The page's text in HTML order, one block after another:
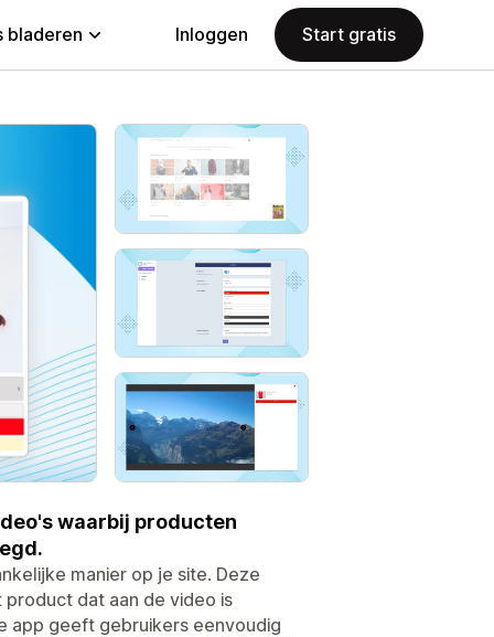
bladeren Inloggen Start gratis
waarbij producten
manier op je site. Deze
dat aan de video is
app geeft gebruikers eenvoudig